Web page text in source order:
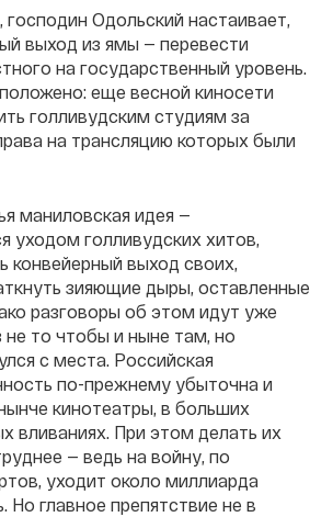
Одольский настаивает,
выход из ямы — перевести
на государственный уровень.
еще весной киносети
голливудским студиям за
на трансляцию которых были
маниловская идея —
уходом голливудских хитов,
конвейерный выход своих,
зияющие дыры, оставленные
разговоры об этом идут уже
не то чтобы и ныне там, но
с места. Российская
по-прежнему убыточна и
кинотеатры, в больших
вливаниях. При этом делать их
— ведь на войну, по
уходит около миллиарда
Но главное препятствие не в